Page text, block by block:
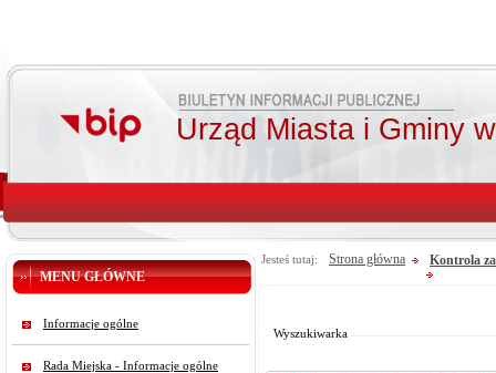
Urząd Miasta i Gminy
MENU GŁÓWNE
Informacje ogólne
Rada Miejska - Informacje ogólne
Jesteś tutaj: Strona główna Kontrola
Wyszukiwarka